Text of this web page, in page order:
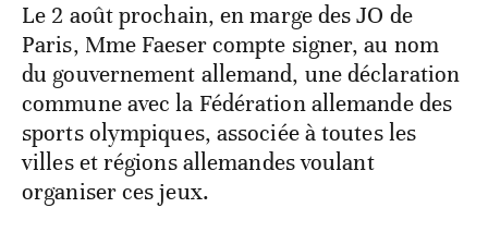
Le 2 août prochain, en marge des JO de
Paris, Mme Faeser compte signer, au nom
du gouvernement allemand, une déclaration
commune avec la Fédération allemande des
sports olympiques, associée à toutes les
villes et régions allemandes voulant
organiser ces jeux.